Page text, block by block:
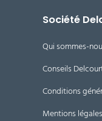
Société
Qui sommes-
Conseils
Conditions
Mentions légales